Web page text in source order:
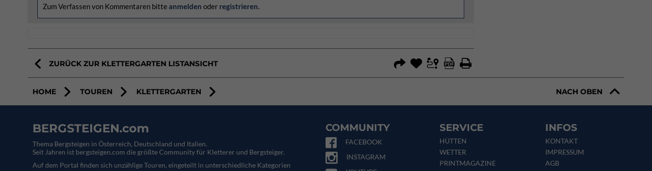
Zum Verfassen von Kommentaren bitte anmelden oder registrieren.
ZURÜCK ZUR KLETTERGARTEN LISTANSICHT
HOME TOUREN KLETTERGARTEN NACH OBEN
BERGSTEIGEN.com
Thema Bergsteigen in Österreich, Deutschland und Italien.
Seit Jahren ist bergsteigen.com die größte Community für Kletterer und Bergsteiger.
Auf dem Portal finden sich unzählige Touren, eingeteilt in unterschiedliche Kategorien
COMMUNITY
FACEBOOK
INSTAGRAM
SERVICE
HÜTTEN
WETTER
PRINTMAGAZINE
INFOS
KONTAKT
IMPRESSUM
AGB